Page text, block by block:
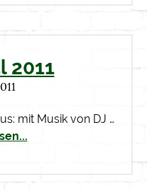
2011
mit Musik von DJ …